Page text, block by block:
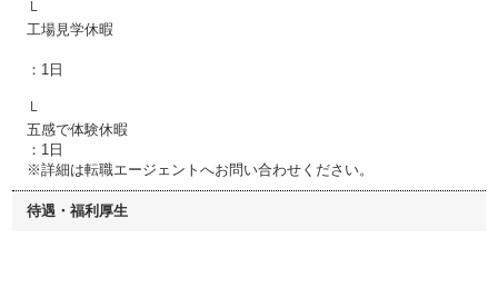
└
工場見学休暇
：1日
└
五感で体験休暇
：1日
※詳細は転職エージェントへお問い合わせください。
待遇・福利厚生